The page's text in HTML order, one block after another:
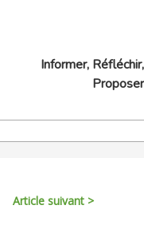
Informer, Réfléchir,
Proposer
Article suivant >